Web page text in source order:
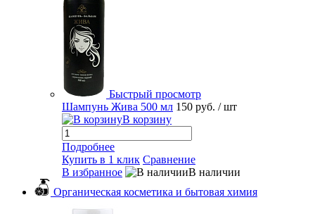
Быстрый просмотр
Шампунь Жива 500 мл 150 руб. / шт
В корзину
Подробнее
Купить в 1 клик Сравнение
В избранное
В наличии
Органическая косметика и бытовая химия